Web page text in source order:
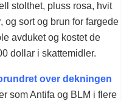
stolthet, pluss rosa, hvit
og sort og brun for fargede
avduket og kostet de
dollar i skattemidler.
over dekningen
som Antifa og BLM i flere